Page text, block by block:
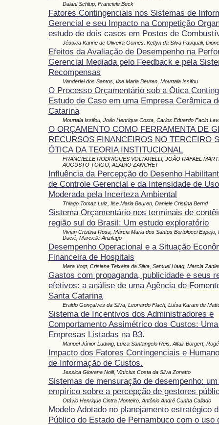
Daiani Schlup, Franciele Beck
Fatores Contingenciais nos Sistemas de
Gerencial e seu Impacto na Competição
estudo de dois casos em Postos de
Jéssica Karine de Oliveira Gomes, Ketlyn da Silva Pasquali,
Efeitos da Avaliação de Desempenho na
Gerencial Mediada pelo Feedback e pela
Recompensas
Vanderlei dos Santos, Ilse Maria Beuren, Mourtala Issifou
O Processo Orçamentário sob a Ótica
Estudo de Caso em uma Empresa Cerâmica
Catarina
Mourtala Issifou, João Henrique Costa, Carlos Eduardo Facin
O ORÇAMENTO COMO FERRAMENTA DE
RECURSOS FINANCEIROS NO TERCEIRO
ÓTICA DA TEORIA INSTITUCIONAL
FRANCIELLE RODRIGUES VOLTARELLI, JOÃO RAFAEL
AUGUSTO TOIGO, ALÁDIO ZANCHET
Influência da Percepção do Desenho
de Controle Gerencial e da Intensidade de
Moderada pela Incerteza Ambiental
Thiago Tomaz Luiz, Ilse Maria Beuren, Daniele Cristina Bernd
Sistema Orçamentário nos terminais de
região sul do Brasil: Um estudo exploratório
Vivian Cristina Rosa, Márcia Maria dos Santos Bortolocci Espejo,
Daciê, Marcielle Anzilago
Desempenho Operacional e a Situação
Financeira de Hospitais
Mara Vogt, Crisiane Teixeira da Silva, Samuel Haag, Marcia
Gastos com propaganda, publicidade e seus
efetivos: a análise de uma Agência de
Santa Catarina
Eraldo Gonçalves da Silva, Leonardo Flach, Luísa Karam de
Sistema de Incentivos dos Administradores e
Comportamento Assimétrico dos Custos:
Empresas Listadas na B3.
Manoel Júnior Ludwig, Luiza Santangelo Reis, Altair Borgert,
Impacto dos Fatores Contingenciais e
de Informação de Custos.
Jessica Giovana Nolli, Vinícius Costa da Silva Zonatto
Sistemas de mensuração de desempenho:
empírico sobre a percepção de gestores
Otávio Henrique Cintra Monteiro, Antônio André Cunha Callado
Modelo Adotado no planejamento estratégico
Público do Estado de Pernambuco com o uso